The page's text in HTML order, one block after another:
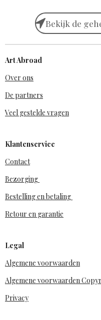
Bekijk de
Art Abroad
Over ons
De partners
Veel gestelde vragen
Klantenservice
Contact
Bezorging
Bestelling en betaling
Retour en garantie
Legal
Algemene voorwaarden
Algemene voorwaarden
Privacy